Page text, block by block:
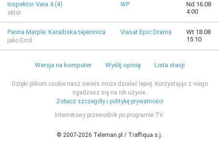
Inspektor Vera 4 (4)
aktor
WP
Nd 16.08
4:00
Panna Marple: Karaibska tajemnica
jako Errol
Viasat Epic Drama
Wt 18.08
15:10
Wersja na komputer Wyślij opinię Lista stacji
Dzięki plikom cookie nasz serwis może działać lepiej. Korzystając z niego
zgadzasz się na ich użycie.
Zobacz szczegóły i politykę prywatności
Internetowy przewodnik po programie TV.
© 2007-2026 Teleman.pl / Traffiqua s.j.